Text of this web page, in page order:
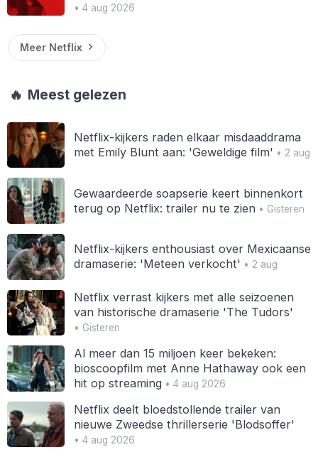
• 4 aug 2026
Meer Netflix
🔥 Meest gelezen
Netflix-kijkers raden elkaar misdaaddrama
met Emily Blunt aan: 'Geweldige film' • 2 aug
Gewaardeerde soapserie keert binnenkort
terug op Netflix: trailer nu te zien• Gisteren
Netflix-kijkers enthousiast over Mexicaanse
dramaserie: 'Meteen verkocht' • 2 aug
Netflix verrast kijkers met alle seizoenen
van historische dramaserie 'The Tudors'
• Gisteren
Al meer dan 15 miljoen keer bekeken:
bioscoopfilm met Anne Hathaway ook een
hit op streaming• 4 aug 2026
Netflix deelt bloedstollende trailer van
nieuwe Zweedse thrillerserie 'Blodsoffer'
• 4 aug 2026